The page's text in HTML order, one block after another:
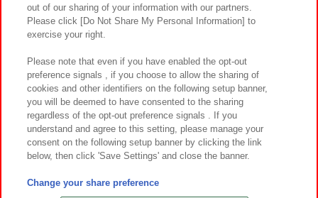
プライバシーポリシー ウェブアクセシビリティ方針と検証結果
お取引先さまとともに
カスタマーハラスメント対応方針 よくあるご質問・お問い合わせ
©Bandai Namco Amusement Inc.
©Bandai Namco Amusement Lab Inc.
out of our sharing of your information with our partners.
Please click [Do Not Share My Personal Information] to
exercise your right.
Please note that even if you have enabled the opt-out
preference signals , if you choose to allow the sharing of
cookies and other identifiers on the following setup banner,
you will be deemed to have consented to the sharing
regardless of the opt-out preference signals . If you
understand and agree to this setting, please manage your
consent on the following setup banner by clicking the link
below, then click 'Save Settings' and close the banner.
Change your share preference